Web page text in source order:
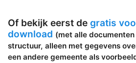
Of bekijk eerst de gratis
download (met alle
structuur, alleen met gegevens
een andere gemeente als